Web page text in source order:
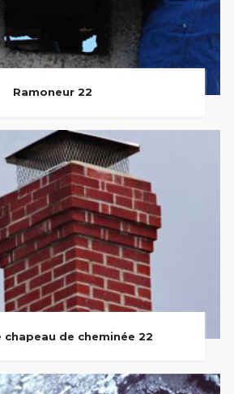
Ramoneur 22
chapeau de cheminée 22